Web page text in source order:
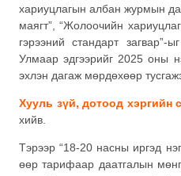
хариуцлагын албан журмын
маягт”, “Жолоочийн
гэрээний стандарт загвар”-
Улмаар эдгээрийг 2025 оны
эхлэн дагаж мөрдөхөөр
Хууль зүй, дотоод хэргийн
хийв.
Тэрээр “18-20 насны иргэд
өөр тарифаар даатгалын